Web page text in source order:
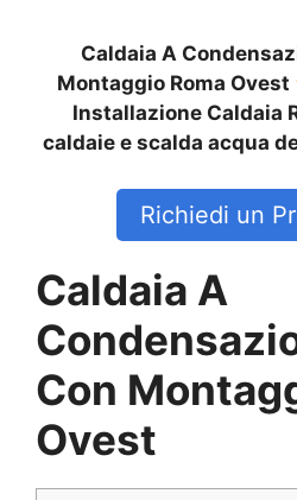
Caldaia A
Montaggio Roma Ovest
Installazione Caldaia
caldaie e scalda acqua
Richiedi un
Caldaia A
Con
Ovest